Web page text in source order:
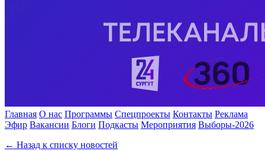
Главная О нас Программы Спецпроекты Контакты Реклама
Эфир Вакансии Блоги Подкасты Мероприятия Выборы-2026
← Назад к списку новостей